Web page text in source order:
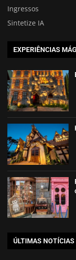
Ingressos
Sintetize IA
EXPERIÊNCIAS
ÚLTIMAS NOTÍCIAS